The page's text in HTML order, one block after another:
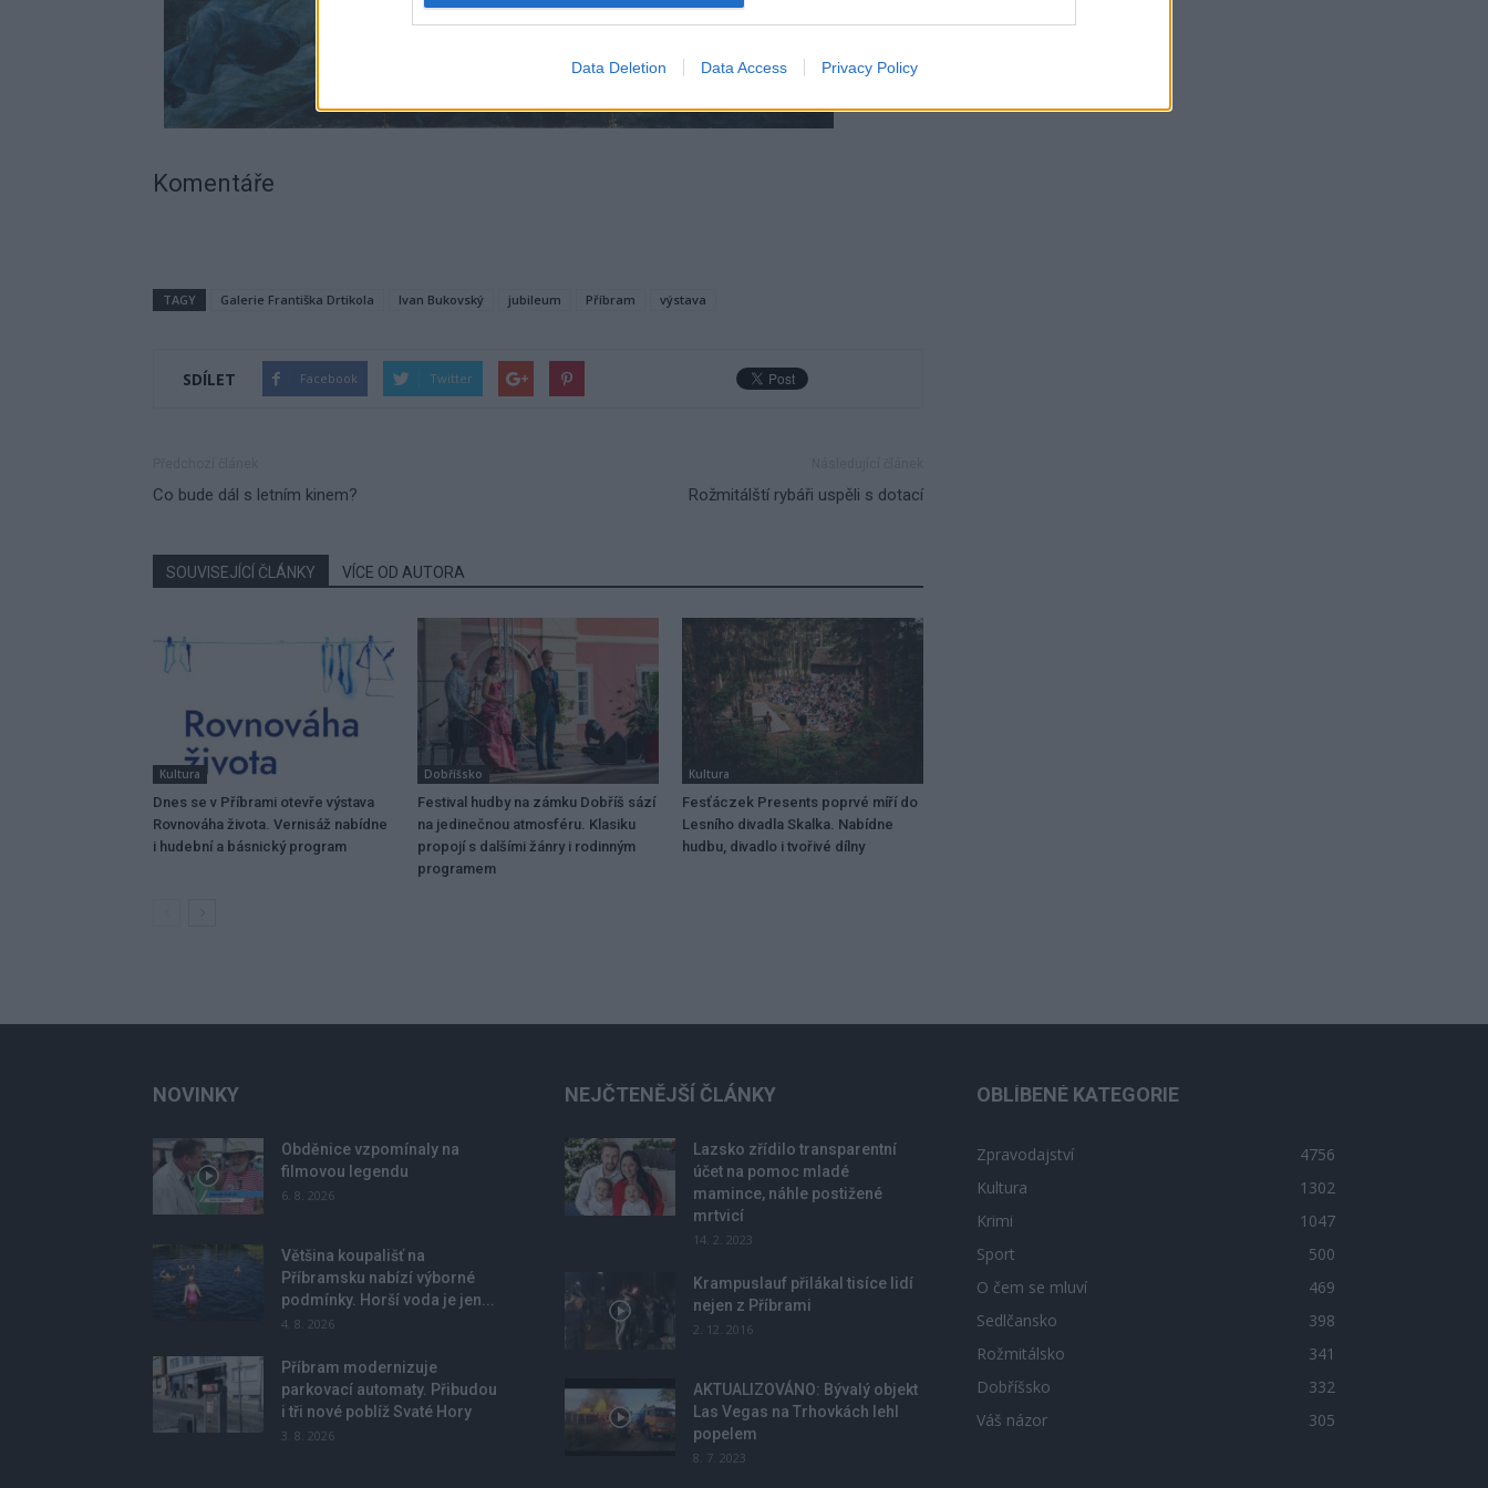
Data Deletion Data Access Privacy Policy
Komentáře
TAGY Galerie Františka Drtikola Ivan Bukovský jubileum Příbram výstava
SDÍLET Facebook Twitter
Co bude dál s letním kinem? Rožmitálští rybáři uspěli s dotací
SOUVISEJÍCÍ ČLÁNKY VÍCE OD AUTORA
Kultura
Dnes se v Příbrami otevře výstava
Rovnováha života. Vernisáž nabídne
i hudební a básnický program
Dobříšsko
Festival hudby na zámku Dobříš sází
na jedinečnou atmosféru. Klasiku
propojí s dalšími žánry i rodinným
programem
Kultura
Fesťáczek Presents poprvé míří do
Lesního divadla Skalka. Nabídne
hudbu, divadlo i tvořivé dílny
NOVINKY
Obděnice vzpomínaly na
filmovou legendu
6. 8. 2026
Většina koupališť na
Příbramsku nabízí výborné
podmínky. Horší voda je jen...
4. 8. 2026
Příbram modernizuje
parkovací automaty. Přibudou
i tři nové poblíž Svaté Hory
3. 8. 2026
NEJČTENĚJŠÍ ČLÁNKY
Lazsko zřídilo transparentní
účet na pomoc mladé
mamince, náhle postižené
mrtvicí
14. 2. 2023
Krampuslauf přilákal tisíce lidí
nejen z Příbrami
2. 12. 2016
AKTUALIZOVÁNO: Bývalý objekt
Las Vegas na Trhovkách lehl
popelem
8. 7. 2023
OBLÍBENÉ KATEGORIE
Zpravodajství
4756
Kultura
1302
Krimi
1047
Sport
500
O čem se mluví
469
Sedlčansko
398
Rožmitálsko
341
Dobříšsko
332
Váš názor
305